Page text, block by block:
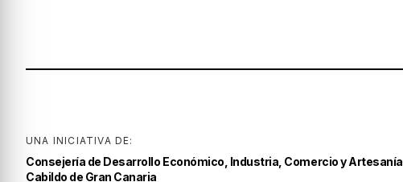
UNA INICIATIVA DE:
Consejería de Desarrollo Económico, Industria, Comercio y Artesanía
Cabildo de Gran Canaria